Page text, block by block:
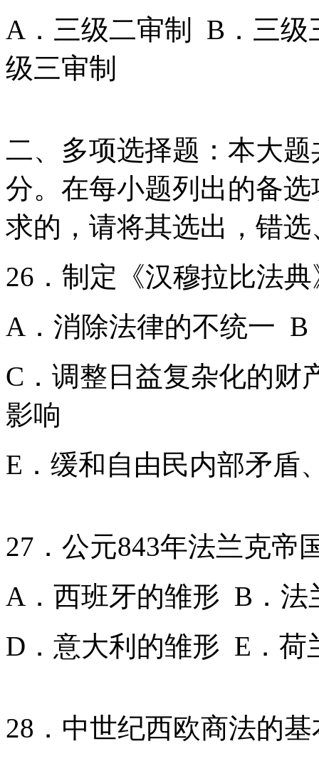
A．三级二审制 B．三
级三审制
二、多项选择题：本大
分。在每小题列出的备
求的，请将其选出，错
26．制定《汉穆拉比法
A．消除法律的不统一 B
C．调整日益复杂化的财
影响
E．缓和自由民内部矛盾
27．公元843年法兰克帝
A．西班牙的雏形 B．
D．意大利的雏形 E．荷
28．中世纪西欧商法的